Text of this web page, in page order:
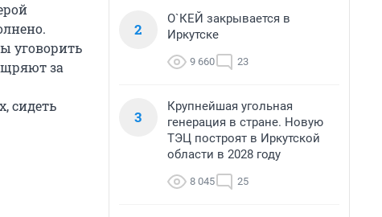
уговорить
за
сидеть
2
О`КЕЙ закрывается в
Иркутске
9 660 23
3
Крупнейшая угольная
генерация в стране. Новую
ТЭЦ построят в Иркутской
области в 2028 году
8 045 25